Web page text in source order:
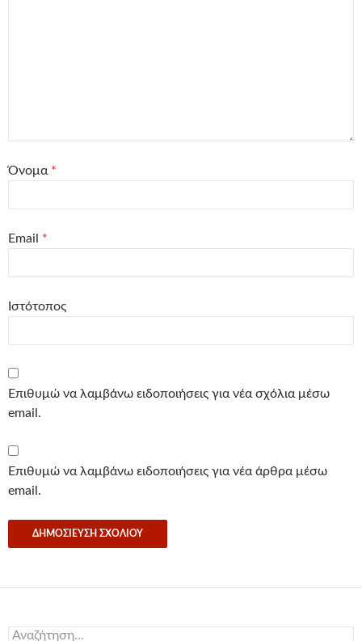
Όνομα *
Email *
Ιστότοπος
Επιθυμώ να λαμβάνω ειδοποιήσεις για νέα σχόλια μέσω
email.
Επιθυμώ να λαμβάνω ειδοποιήσεις για νέα άρθρα μέσω
email.
Αναζήτηση